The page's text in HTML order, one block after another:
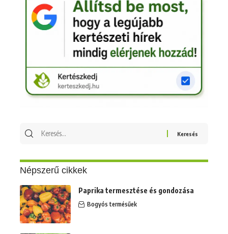
Keresés
Népszerű cikkek
Paprika termesztése és gondozása
Bogyós termésűek